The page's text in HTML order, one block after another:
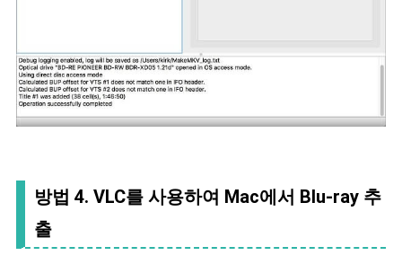
방법 4. VLC를 사용하여 Mac에서 Blu-ray 추
출